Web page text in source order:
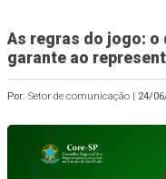
As regras do jogo: o
garante ao
Por: Setor de comunicação | 24/